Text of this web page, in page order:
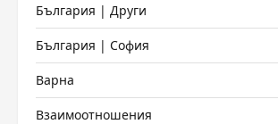
България | Други
България | София
Варна
Взаимоотношения